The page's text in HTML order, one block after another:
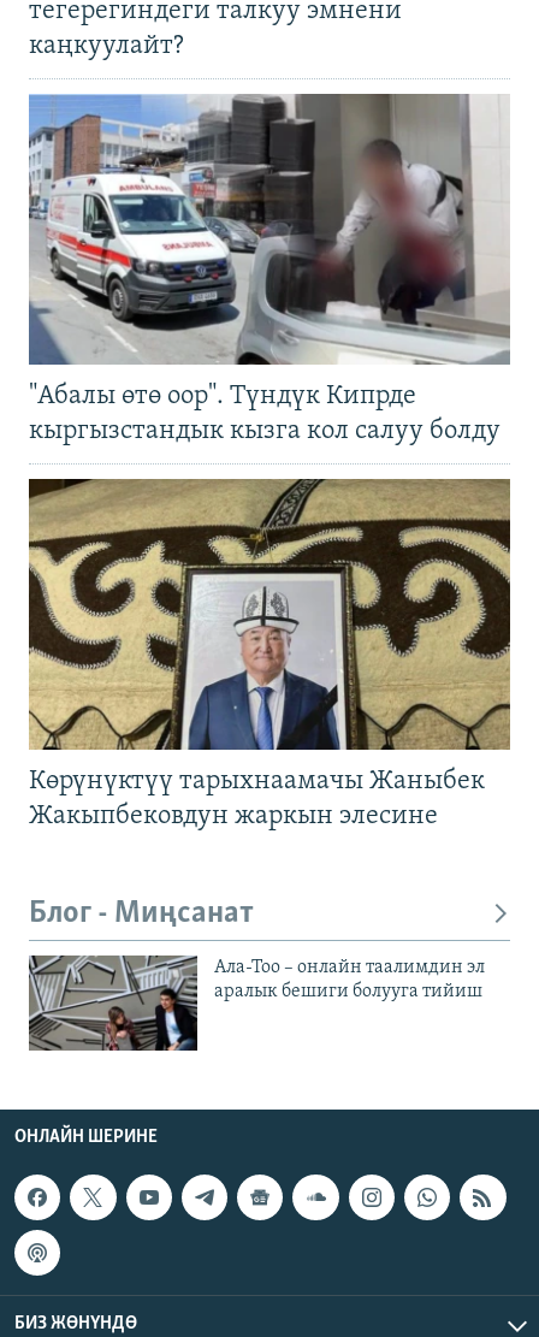
тегерегиндеги талкуу эмнени
каңкуулайт?
"Абалы өтө оор". Түндүк Кипрде
кыргызстандык кызга кол салуу болду
Көрүнүктүү тарыхнаамачы Жаныбек
Жакыпбековдун жаркын элесине
Блог - Миңсанат
Ала-Тоо – онлайн таалимдин эл
аралык бешиги болууга тийиш
ОНЛАЙН ШЕРИНЕ
БИЗ ЖӨНҮНДӨ